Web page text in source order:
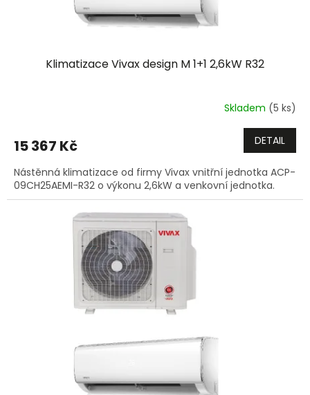
Klimatizace Vivax design M 1+1 2,6kW R32
Skladem (5 ks)
15 367 Kč DETAIL
Nástěnná klimatizace od firmy Vivax vnitřní jednotka ACP-
09CH25AEMI-R32 o výkonu 2,6kW a venkovní jednotka.